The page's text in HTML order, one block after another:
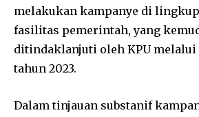
melakukan kampanye di
fasilitas pemerintah, yang
ditindaklanjuti oleh KPU melalui
tahun 2023.
Dalam tinjauan substanif